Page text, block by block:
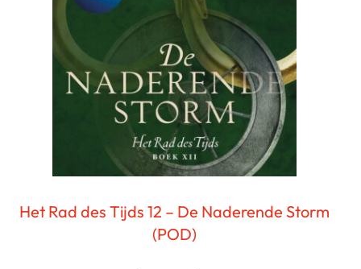
Het Rad des Tijds 12 – De Naderende Storm
(POD)